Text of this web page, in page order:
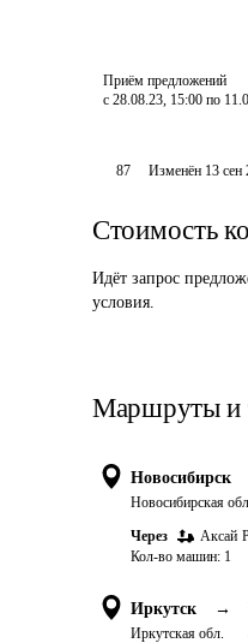
Приём предложений
с 28.08.23, 15:00 по
87 Изменён 13 сен
Стоимость
Идёт запрос
условия.
Маршруты и
Новосибирск
Новосибирская
Через Аксай
Кол-во машин: 1
Иркутск →
Иркутская обл.